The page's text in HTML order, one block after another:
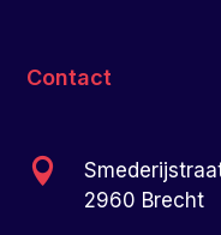
Contact

2960 Brecht